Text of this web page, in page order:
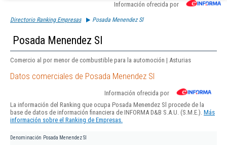
Información ofrecida por
Directorio Ranking Empresas Posada Menendez Sl
Posada Menendez Sl
Comercio al por menor de combustible para la automoción | Asturias
Datos comerciales de Posada Menendez Sl
Información ofrecida por
La información del Ranking que ocupa Posada Menendez Sl procede de la
base de datos de información financiera de INFORMA D&B S.A.U. (S.M.E.). Más
información sobre el Ranking de Empresas.
Denominación Posada Menendez Sl